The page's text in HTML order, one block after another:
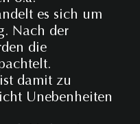
es sich um
Nach der
die
damit zu
Unebenheiten